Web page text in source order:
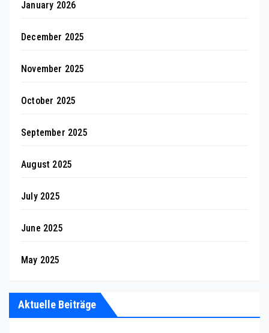
January 2026
December 2025
November 2025
October 2025
September 2025
August 2025
July 2025
June 2025
May 2025
Aktuelle Beiträge